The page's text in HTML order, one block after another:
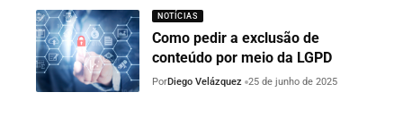
NOTÍCIAS
Como pedir a exclusão de
conteúdo por meio da LGPD
PorDiego Velázquez 25 de junho de 2025